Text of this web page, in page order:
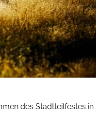
des Stadtteilfestes in